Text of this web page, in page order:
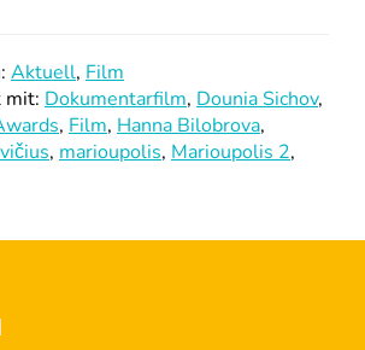
Aktuell, Film
mit: Dokumentarfilm, Dounia Sichov,
, Film, Hanna Bilobrova,
, marioupolis, Marioupolis 2,